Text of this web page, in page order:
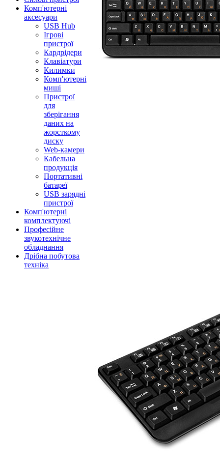
Комп'ютерні
аксесуари
USB Hub
Ігрові
пристрої
Кардрідери
Клавіатури
Килимки
Комп'ютерні
миші
Пристрої
для
зберігання
даних на
жорсткому
диску
Web-камери
Кабельна
продукція
Портативні
батареї
USB зарядні
пристрої
Комп'ютерні
комплектуючі
Професійне
звукотехнічне
обладнання
Дрібна побутова
техніка